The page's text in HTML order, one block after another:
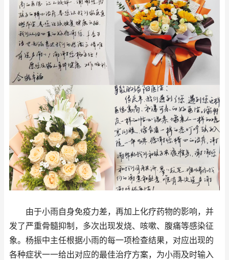
由于小雨自身免疫力差，再加上化疗药物的影响，并
发了严重骨髓抑制，多次出现发烧、咳嗽、腹痛等感染征
象。杨振中主任根据小雨的每一项检查结果，对应出现的
各种症状一一给出对应的最佳治疗方案，为小雨及时输入